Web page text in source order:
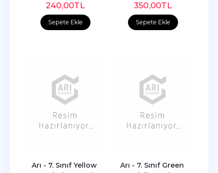
Sepete Ekle
240,00TL
Sepete Ekle
350,00TL
Arı - 7. Sınıf Yellow
Arı - 7. Sınıf Green